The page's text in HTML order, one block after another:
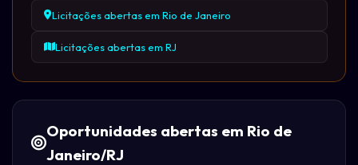
Licitações abertas em Rio de Janeiro
Licitações abertas em RJ
Oportunidades abertas em Rio de
Janeiro/RJ